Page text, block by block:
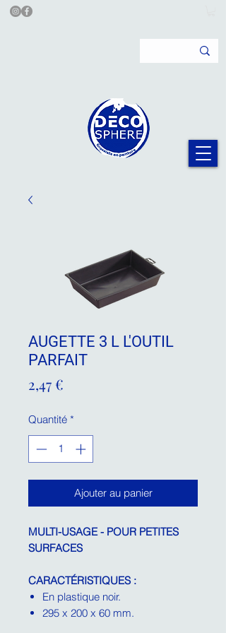
AUGETTE 3 L L'OUTIL
PARFAIT
2,47 €
Quantité *
Ajouter au panier
MULTI-USAGE - POUR PETITES
SURFACES
CARACTÉRISTIQUES :
En plastique noir.
295 x 200 x 60 mm.